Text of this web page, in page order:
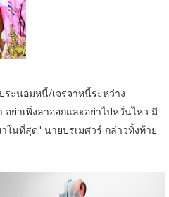
ะนอมหนี้/เจรจาหนี้ระหว่าง
ย่าเพิ่งลาออกและอย่าไปหวั่นไหว มี
นที่สุด" นายปรเมศวร์ กล่าวทิ้งท้าย